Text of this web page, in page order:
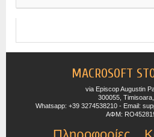
MACROSOFT
via Episcop Augustin
300055,
Whatsapp: +39 3274538210 - Email:
ΑΦΜ: